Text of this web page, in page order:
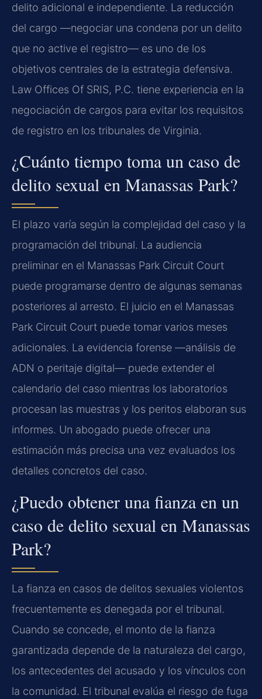
delito adicional e independiente. La reducción
del cargo —negociar una condena por un delito
que no active el registro— es uno de los
objetivos centrales de la estrategia defensiva.
Law Offices Of SRIS, P.C. tiene experiencia en la
negociación de cargos para evitar los requisitos
de registro en los tribunales de Virginia.
¿Cuánto tiempo toma un caso de
delito sexual en Manassas Park?
El plazo varía según la complejidad del caso y la
programación del tribunal. La audiencia
preliminar en el Manassas Park Circuit Court
puede programarse dentro de algunas semanas
posteriores al arresto. El juicio en el Manassas
Park Circuit Court puede tomar varios meses
adicionales. La evidencia forense —análisis de
ADN o peritaje digital— puede extender el
calendario del caso mientras los laboratorios
procesan las muestras y los peritos elaboran sus
informes. Un abogado puede ofrecer una
estimación más precisa una vez evaluados los
detalles concretos del caso.
¿Puedo obtener una fianza en un
caso de delito sexual en Manassas
Park?
La fianza en casos de delitos sexuales violentos
frecuentemente es denegada por el tribunal.
Cuando se concede, el monto de la fianza
garantizada depende de la naturaleza del cargo,
los antecedentes del acusado y los vínculos con
la comunidad. El tribunal evalúa el riesgo de fuga